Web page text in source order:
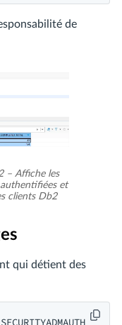
de
– Affiche les
authentifiées et
clients Db2
qui détient des